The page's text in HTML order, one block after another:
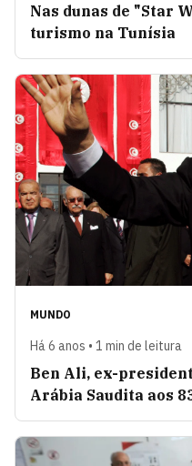
Nas dunas de "Star
turismo na Tunísia
MUNDO
Há 6 anos • 1 min de leitura
Ben Ali, ex-
Arábia Saudita aos